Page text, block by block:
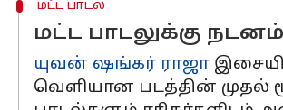
மட்ட பாடல்
மட்ட பாடலுக்கு நடனம்
யுவன் ஷங்கர் ராஜா
வெளியான படத்தின் முதல்